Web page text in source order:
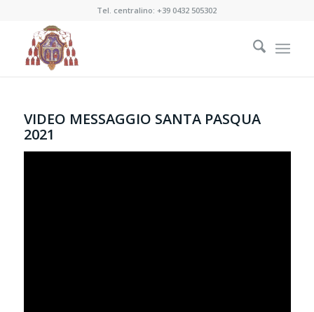
Tel. centralino:+39 0432 505302
VIDEO MESSAGGIO SANTA PASQUA
2021